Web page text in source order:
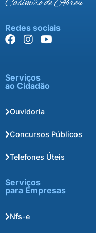
Casimiro de Abreu
Redes sociais
Serviços
ao Cidadão
Ouvidoria
Concursos Públicos
Telefones Úteis
Serviços
para Empresas
Nfs-e